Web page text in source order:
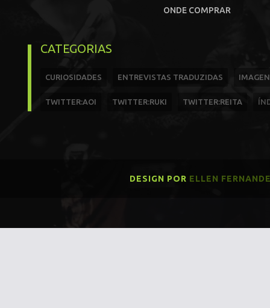
ONDE COMPRAR
CATEGORIAS
CURIOSIDADES ENTREVISTAS TRADUZIDAS
TWITTER:AOI TWITTER:RUKI TWITTER:REITA
DESIGN POR ELLEN